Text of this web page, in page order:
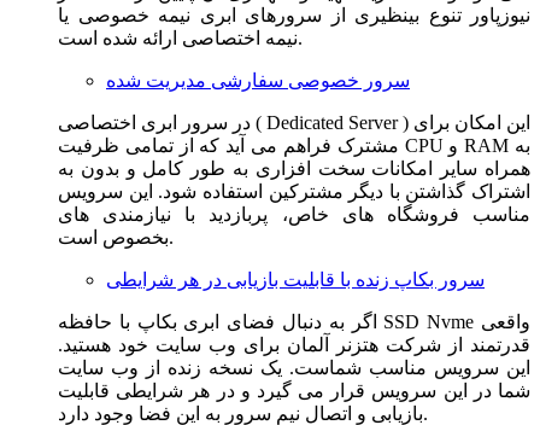
نیوزپاور تنوع بینظیری از سرورهای ابری نیمه خصوصی یا
نیمه اختصاصی ارائه شده است.
سرور خصوصی سفارشی مدیریت شده
در سرور ابری اختصاصی ( Dedicated Server ) این امکان برای
مشترک فراهم می آید که از تمامی ظرفیت CPU و RAM به
همراه سایر امکانات سخت افزاری به طور کامل و بدون به
اشتراک گذاشتن با دیگر مشترکین استفاده شود. این سرویس
مناسب فروشگاه های خاص، پربازدید با نیازمندی های
بخصوص است.
سرور بکاپ زنده با قابلیت بازیابی در هر شرایطی
اگر به دنبال فضای ابری بکاپ با حافظه SSD Nvme واقعی
قدرتمند از شرکت هتزنر آلمان برای وب سایت خود هستید.
این سرویس مناسب شماست. یک نسخه زنده از وب سایت
شما در این سرویس قرار می گیرد و در هر شرایطی قابلیت
بازیابی و اتصال نیم سرور به این فضا وجود دارد.